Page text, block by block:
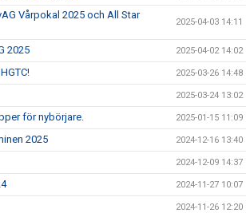
Vårpokal 2025 och All Star
2025-04-03 14:11
2025 2025-04-02 14:02
2025-03-26 14:48
2025-03-24 13:02
för nybörjare. 2025-01-15 11:09
2025 2024-12-16 13:40
2024-12-09 14:37
2024-11-27 10:07
2024-11-26 12:20